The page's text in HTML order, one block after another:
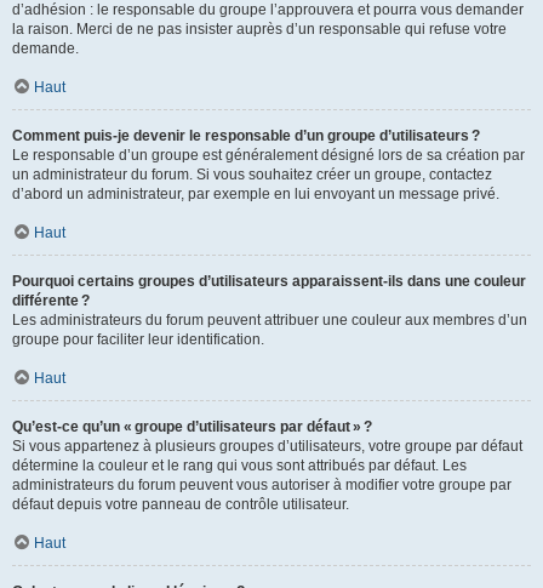
d’adhésion : le responsable du groupe l’approuvera et pourra vous demander
la raison. Merci de ne pas insister auprès d’un responsable qui refuse votre
demande.
Haut
Comment puis-je devenir le responsable d’un groupe d’utilisateurs ?
Le responsable d’un groupe est généralement désigné lors de sa création par
un administrateur du forum. Si vous souhaitez créer un groupe, contactez
d’abord un administrateur, par exemple en lui envoyant un message privé.
Haut
Pourquoi certains groupes d’utilisateurs apparaissent-ils dans une couleur
différente ?
Les administrateurs du forum peuvent attribuer une couleur aux membres d’un
groupe pour faciliter leur identification.
Haut
Qu’est-ce qu’un « groupe d’utilisateurs par défaut » ?
Si vous appartenez à plusieurs groupes d’utilisateurs, votre groupe par défaut
détermine la couleur et le rang qui vous sont attribués par défaut. Les
administrateurs du forum peuvent vous autoriser à modifier votre groupe par
défaut depuis votre panneau de contrôle utilisateur.
Haut